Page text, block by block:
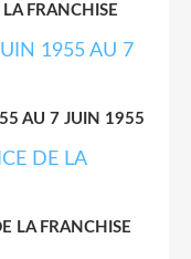
FRANCHISE
AU 7 JUIN 1955
LA FRANCHISE